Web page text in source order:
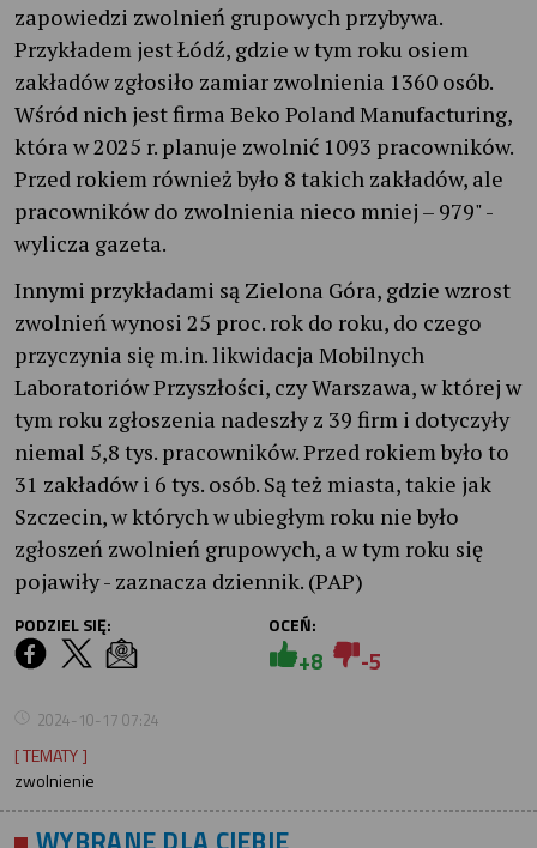
zapowiedzi zwolnień grupowych przybywa.
Przykładem jest Łódź, gdzie w tym roku osiem
zakładów zgłosiło zamiar zwolnienia 1360 osób.
Wśród nich jest firma Beko Poland Manufacturing,
która w 2025 r. planuje zwolnić 1093 pracowników.
Przed rokiem również było 8 takich zakładów, ale
pracowników do zwolnienia nieco mniej – 979" -
wylicza gazeta.
Innymi przykładami są Zielona Góra, gdzie wzrost
zwolnień wynosi 25 proc. rok do roku, do czego
przyczynia się m.in. likwidacja Mobilnych
Laboratoriów Przyszłości, czy Warszawa, w której w
tym roku zgłoszenia nadeszły z 39 firm i dotyczyły
niemal 5,8 tys. pracowników. Przed rokiem było to
31 zakładów i 6 tys. osób. Są też miasta, takie jak
Szczecin, w których w ubiegłym roku nie było
zgłoszeń zwolnień grupowych, a w tym roku się
pojawiły - zaznacza dziennik. (PAP)
PODZIEL SIĘ: OCEŃ:
+8 -5
2024-10-17 07:24
[ TEMATY ]
zwolnienie